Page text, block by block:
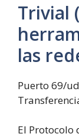
Trivial
las
Puerto 69/
El Protocolo